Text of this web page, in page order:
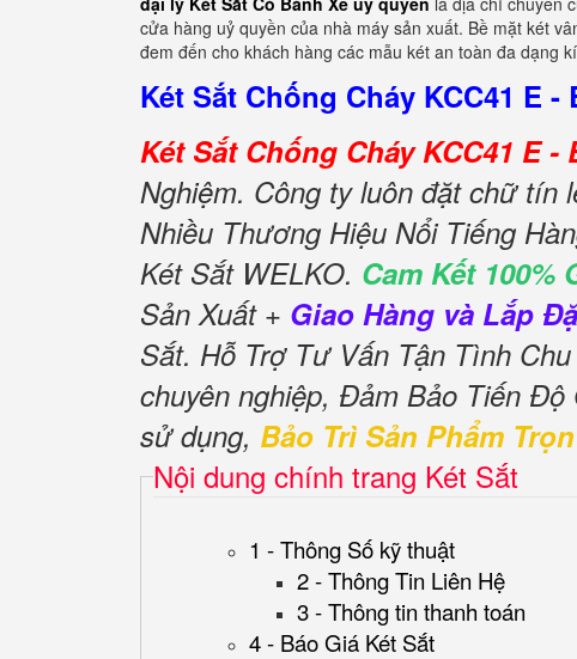
cửa hàng uỷ quyền của nhà máy sản xuất. Bề mặt két
đem đến cho khách hàng các mẫu két an toàn đa dạng
Két Sắt Chống Cháy KCC41 E -
Két Sắt Chống Cháy KCC41 E -
Nghiệm. Công ty luôn đặt chữ tín
Nhiều Thương Hiệu Nổi Tiếng
Két Sắt WELKO. Cam Kết 100%
Sản Xuất + Giao Hàng và Lắp
Sắt. Hỗ Trợ Tư Vấn Tận Tình
chuyên nghiệp, Đảm Bảo Tiến Độ
sử dụng, Bảo Trì Sản Phẩm
Nội dung chính trang Két Sắt
1 - Thông Số kỹ thuật
2 - Thông Tin Liên Hệ
3 - Thông tin thanh toán
4 - Báo Giá Két Sắt